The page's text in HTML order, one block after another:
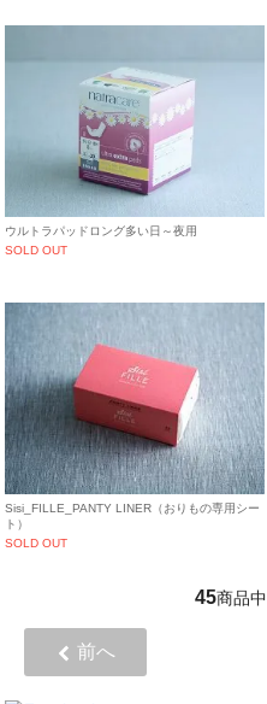
ウルトラパッドロング多い日～夜用
SOLD OUT
Sisi_FILLE_PANTY LINER（おりもの専用シー
ト）
SOLD OUT
45商品中
前へ